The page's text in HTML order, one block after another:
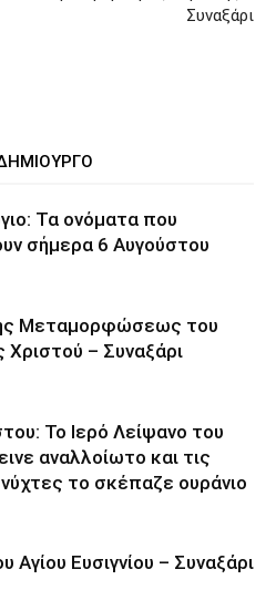
Συναξάρι
Τα ονόματα που
σήμερα 6 Αυγούστου
Μεταμορφώσεως του
– Συναξάρι
Το Ιερό Λείψανο του
αναλλοίωτο και τις
το σκέπαζε ουράνιο
Αγίου Ευσιγνίου – Συναξάρι